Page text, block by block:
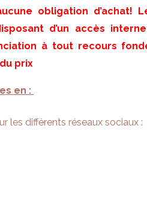
obligation d’achat!
d’un accès
à tout recours
prix
en :
les différents réseaux sociaux :